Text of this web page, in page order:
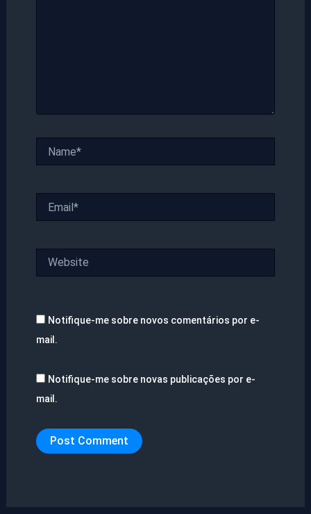
Notifique-me sobre novos comentários por e-
mail.
Notifique-me sobre novas publicações por e-
mail.